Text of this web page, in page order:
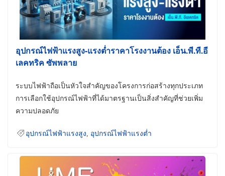
อุปกรณ์ไฟฟ้าแรงสูง-แรงต่ำราคาโรงงานต้อง เอ็น.พี.ที.อี
เลคทริค ซัพพลาย
ระบบไฟฟ้าถือเป็นหัวใจสำคัญของโครงการก่อสร้างทุกประเภท
การเลือกใช้อุปกรณ์ไฟฟ้าที่ได้มาตรฐานเป็นสิ่งสำคัญที่ช่วยเพิ่ม
ความปลอดภัย
อุปกรณ์ไฟฟ้าแรงสูง อุปกรณ์ไฟฟ้าแรงต่ำ